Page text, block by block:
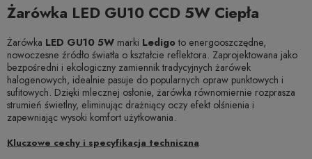
Żarówka LED GU10 CCD 5W Ciepła
Żarówka LED GU10 5W marki Ledigo to energooszczędne,
nowoczesne źródło światła o kształcie reflektora. Zaprojektowana jako
bezpośredni i ekologiczny zamiennik tradycyjnych żarówek
halogenowych, idealnie pasuje do popularnych opraw punktowych i
sufitowych. Dzięki mlecznej osłonie, żarówka równomiernie rozprasza
strumień świetlny, eliminując drażniący oczy efekt olśnienia i
zapewniając wysoki komfort użytkowania.
Kluczowe cechy i specyfikacja techniczna